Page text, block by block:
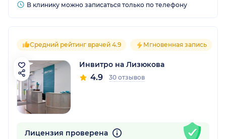
В клинику можно записаться только по телефону
Средний рейтинг врачей 4.9 Мгновенная запись
Инвитро на Лизюкова
4.9 30 отзывов
Лицензия проверена